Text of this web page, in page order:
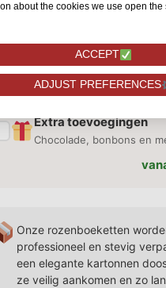
Extra toevoegingen
Chocolade, bonbons en
Onze rozenboeketten
professioneel en stevig
een elegante kartonnen
ze veilig aankomen en zo
about the cookies we use open the
ACCEPT
ADJUST PREFERENCES